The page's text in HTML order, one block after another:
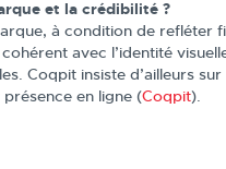
et la crédibilité ?
à condition de refléter
avec l’identité
Coqpit insiste d’ailleurs
en ligne (Coqpit).